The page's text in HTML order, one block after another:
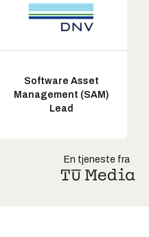
Software Asset
Management (SAM)
Lead
En tjeneste fra